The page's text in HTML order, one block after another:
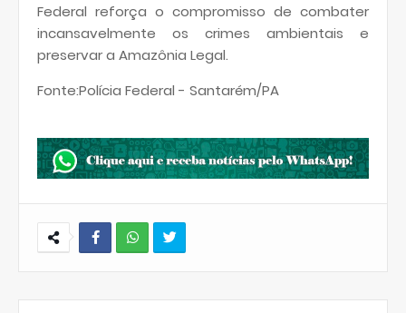
Federal reforça o compromisso de combater
incansavelmente os crimes ambientais e
preservar a Amazônia Legal.
Fonte:Polícia Federal - Santarém/PA
hats